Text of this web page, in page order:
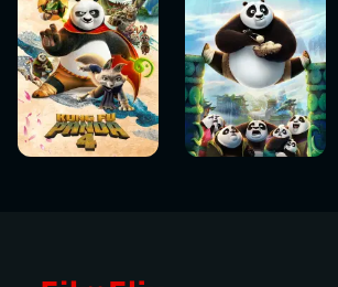
Sledovat
nyní
Sledovat
nyní
Sledovat
nyní
Sledovat
nyní